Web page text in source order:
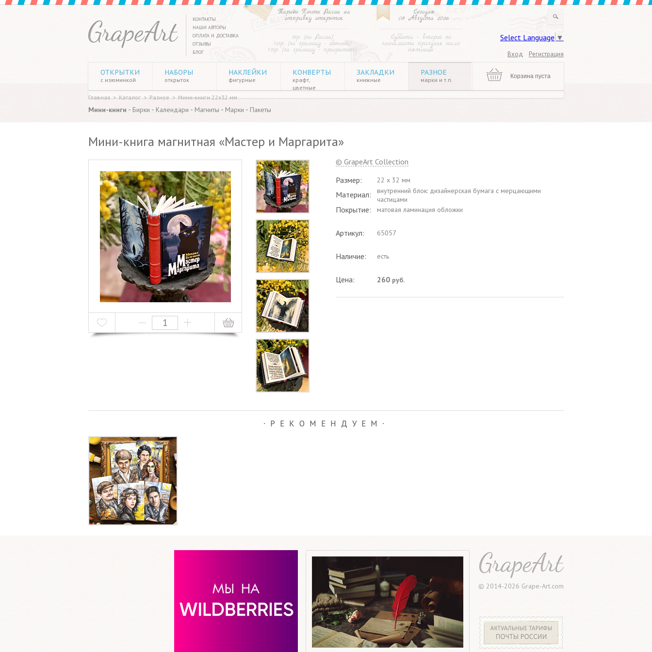
Select Language ▼
Сегодня
08 Августа 2026
Суббота – второй по
значимости праздник после
пятницы
Тарифы Почты России на
отправку открыток
35р. (по России)
125р. (за границу - обычный)
135р. (за границу - приоритет)
КОНТАКТЫ
НАШИ АВТОРЫ
ОПЛАТА И ДОСТАВКА
ОТЗЫВЫ
БЛОГ
Вход Регистрация
ОТКРЫТКИ
с изюминкой
НАБОРЫ
открыток
НАКЛЕЙКИ
фигурные
КОНВЕРТЫ
крафт,
цветные
ЗАКЛАДКИ
книжные
РАЗНОЕ
марки и т.п. Корзина пуста
Главная > Каталог > Разное > Мини-книги 22х32 мм
Мини-книги - Бирки - Календари - Магниты - Марки - Пакеты
Мини-книга магнитная «Мастер и Маргарита»
© GrapeArt Collection
Размер:
22 х 32 мм
Материал:
внутренний блок: дизайнерская бумага с мерцающими
частицами
Покрытие: матовая ламинация обложки
Артикул: 65057
Наличие: есть
Цена: 260 руб.
∙РЕКОМЕНДУЕМ∙
© 2014-2026 Grape-Art.com